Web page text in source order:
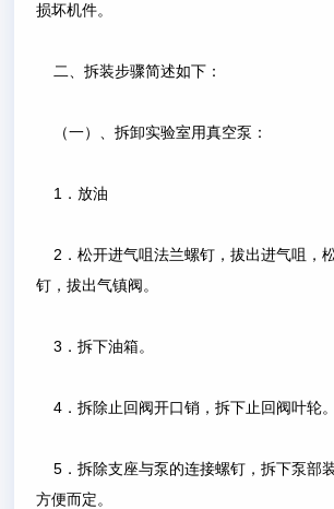
损坏机件。
二、拆装步骤简述如下：
（一）、拆卸实验室用真空泵：
1．放油
2．松开进气咀法兰螺钉，拔出进气咀，
钉，拔出气镇阀。
3．拆下油箱。
4．拆除止回阀开口销，拆下止回阀叶轮。
5．拆除支座与泵的连接螺钉，拆下泵部
方便而定。